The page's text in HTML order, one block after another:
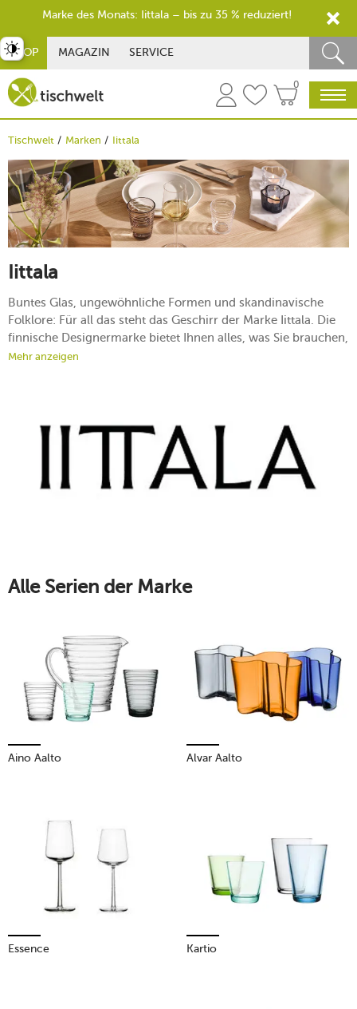
SHOP MAGAZIN SERVICE
0
Tischwelt Marken Iittala
Iittala
Buntes Glas, ungewöhnliche Formen und skandinavische
Folklore: Für all das steht das Geschirr der Marke Iittala. Die
finnische Designermarke bietet Ihnen alles, was Sie brauchen,
um Ihren Haushalt stilvoll einrichten und komplettieren zu
Wohngefühl. Entdecken Sie die puristische Handwerkskunst
Mehr anzeigen
Alle Serien der Marke
Aino Aalto Alvar Aalto
Essence Kartio
umschalten
Marke des Monats: Iittala – bis zu 35 % reduziert!